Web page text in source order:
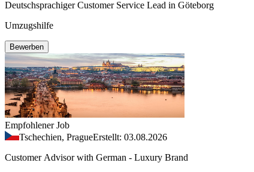
Deutschsprachiger Customer Service Lead in Göteborg
Umzugshilfe
Bewerben
Empfohlener Job
Tschechien, PragueErstellt: 03.08.2026
Customer Advisor with German - Luxury Brand